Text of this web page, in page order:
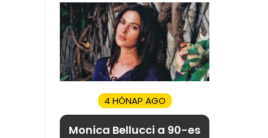
4 HÓNAP AGO
Monica Bellucci a 90-es